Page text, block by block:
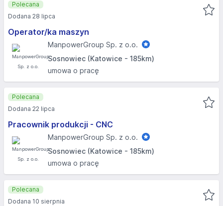
Operator/ka maszyn
ManpowerGroup Sp. z o.o.
Sosnowiec (Katowice - 185km)
umowa o pracę
Polecana
Dodana 28 lipca
Pracownik produkcji - CNC
ManpowerGroup Sp. z o.o.
Sosnowiec (Katowice - 185km)
umowa o pracę
Polecana
Dodana 22 lipca
Polecana
Dodana 10 sierpnia